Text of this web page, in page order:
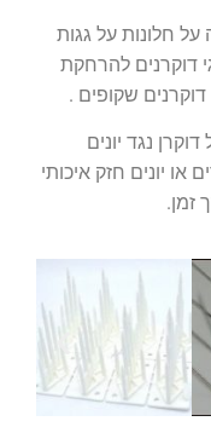
על חלונות על גגות
דוקרנים להרחקת
דוקרנים שקופים .
נגד יונים
או יונים חזק איכותי
זמן.